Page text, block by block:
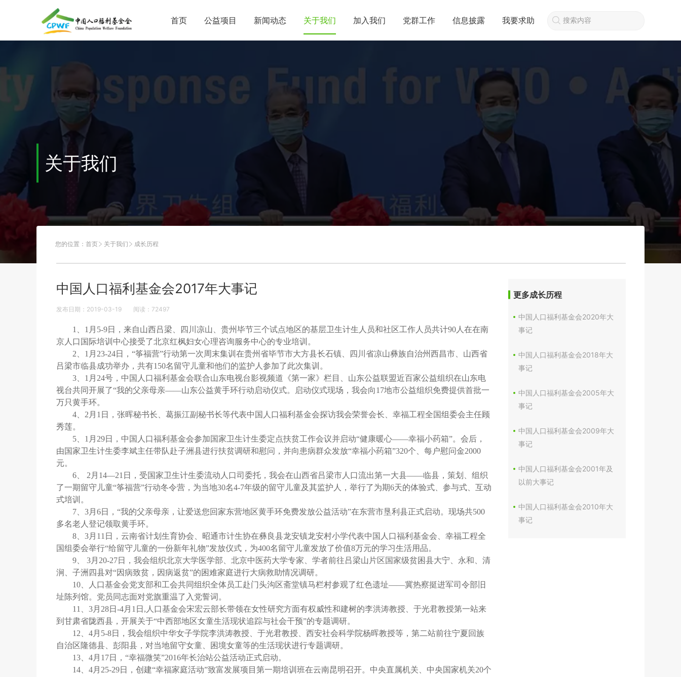
首页 公益项目 新闻动态 关于我们 加入我们 党群工作 信息披露 我要求助
关于我们
您的位置： 首页 关于我们 成长历程
中国人口福利基金会2017年大事记
发布日期：2019-03-19 阅读： 72497
1、1月5-9日，来自山西吕梁、四川凉山、贵州毕节三个试点地区的基层卫生计生人员和社区工作人员共计90人在在南
京人口国际培训中心接受了北京红枫妇女心理咨询服务中心的专业培训。
2、1月23-24日，“筝福营”行动第一次周末集训在贵州省毕节市大方县长石镇、四川省凉山彝族自治州西昌市、山西省
吕梁市临县成功举办，共有150名留守儿童和他们的监护人参加了此次集训。
3、1月24号，中国人口福利基金会联合山东电视台影视频道《第一家》栏目、山东公益联盟近百家公益组织在山东电
视台共同开展了“我的父亲母亲——山东公益黄手环行动启动仪式。启动仪式现场，我会向17地市公益组织免费提供首批一
万只黄手环。
4、2月1日，张晖秘书长、葛振江副秘书长等代表中国人口福利基金会探访我会荣誉会长、幸福工程全国组委会主任顾
秀莲。
5、1月29日，中国人口福利基金会参加国家卫生计生委定点扶贫工作会议并启动“健康暖心——幸福小药箱”。会后，
由国家卫生计生委李斌主任带队赴子洲县进行扶贫调研和慰问，并向患病群众发放“幸福小药箱”320个、每户慰问金2000
元。
6、 2月14—21日，受国家卫生计生委流动人口司委托，我会在山西省吕梁市人口流出第一大县——临县，策划、组织
了一期留守儿童“筝福营”行动冬令营，为当地30名4-7年级的留守儿童及其监护人，举行了为期6天的体验式、参与式、互动
式培训。
7、3月6日，“我的父亲母亲，让爱送您回家东营地区黄手环免费发放公益活动”在东营市垦利县正式启动。现场共500
多名老人登记领取黄手环。
8、3月11日，云南省计划生育协会、昭通市计生协在彝良县龙安镇龙安村小学代表中国人口福利基金会、幸福工程全
国组委会举行“给留守儿童的一份新年礼物”发放仪式，为400名留守儿童发放了价值8万元的学习生活用品。
9、 3月20-27日，我会组织北京大学医学部、北京中医药大学专家、学者前往吕梁山片区国家级贫困县大宁、永和、清
涧、子洲四县对“因病致贫，因病返贫”的困难家庭进行大病救助情况调研。
10、人口基金会党支部和工会共同组织全体员工赴门头沟区斋堂镇马栏村参观了红色遗址——冀热察挺进军司令部旧
址陈列馆。党员同志面对党旗重温了入党誓词。
11、3月28日-4月1日,人口基金会宋宏云部长带领在女性研究方面有权威性和建树的李洪涛教授、于光君教授第一站来
到甘肃省陇西县，开展关于“中西部地区女童生活现状追踪与社会干预”的专题调研。
12、4月5-8日，我会组织中华女子学院李洪涛教授、于光君教授、西安社会科学院杨晖教授等，第二站前往宁夏回族
自治区隆德县、彭阳县，对当地留守女童、困境女童等的生活现状进行专题调研。
13、4月17日，“幸福微笑”2016年长治站公益活动正式启动。
14、4月25-29日，创建“幸福家庭活动”致富发展项目第一期培训班在云南昆明召开。中央直属机关、中央国家机关20个
更多成长历程
中国人口福利基金会2020年大
事记
中国人口福利基金会2018年大
事记
中国人口福利基金会2005年大
事记
中国人口福利基金会2009年大
事记
中国人口福利基金会2001年及
以前大事记
中国人口福利基金会2010年大
事记